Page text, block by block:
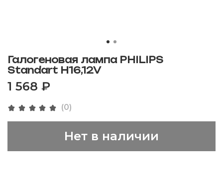
(0)
Галогеновая лампа PHILIPS
Standart H16,12V
1 568 ₽
Нет в наличии